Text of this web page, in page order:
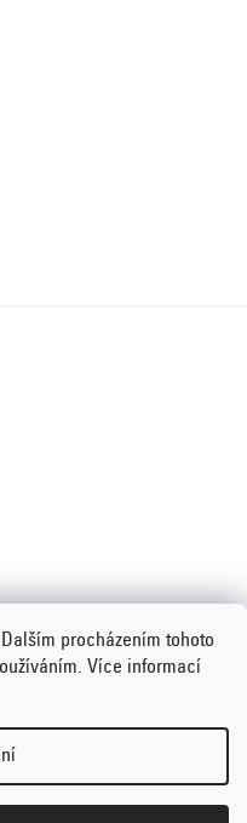
procházením tohoto
Více informací